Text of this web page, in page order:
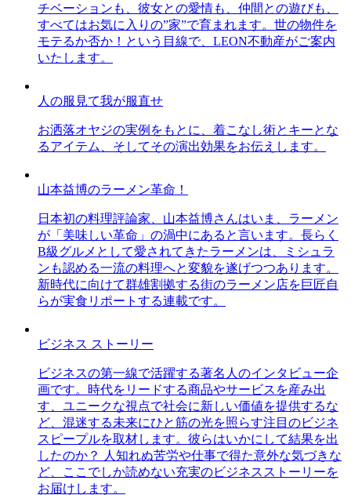
チベーションも、彼女との愛情も、仲間との遊びも、
すべてはお気に入りの”家”で育まれます。世の物件を
モテるか否か！という目線で、LEON不動産がご案内
いたします。
人の服見て我が服直せ
お洒落オヤジの実例をもとに、着こなし術とキーとな
るアイテム、そしてその演出効果をお伝えします。
山本益博のラーメン革命！
日本初の料理評論家、山本益博さんはいま、ラーメン
が「美味しい革命」の渦中にあると言います。長らく
B級グルメとして愛されてきたラーメンは、ミシュラ
ンも認める一流の料理へと変貌を遂げつつあります。
新時代に向けて群雄割拠する街のラーメン店を巨匠自
らが実食リポートする連載です。
ビジネス ストーリー
ビジネスの第一線で活躍する著名人のインタビュー企
画です。時代をリードする商品やサービスを産み出
す、ユニークな視点で社会に新しい価値を提供するな
ど、混迷する未来にひと筋の光を照らす注目のビジネ
スピープルを取材します。彼らはいかにして結果を出
したのか？ 人知れぬ苦労や仕事で得た意外な気づきな
ど、ここでしか読めない充実のビジネスストーリーを
お届けします。